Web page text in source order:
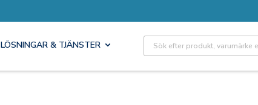
LÖSNINGAR & TJÄNSTER Site Search